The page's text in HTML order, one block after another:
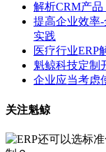
解析CRM产品
提高企业效率
实践
医疗行业ERP
魁鲸科技定制
企业应当考虑
关注魁鲸